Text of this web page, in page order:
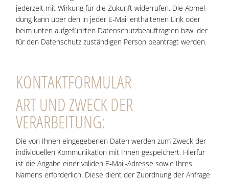
jeder­zeit mit Wir­kung für die Zukunft wider­ru­fen. Die Abmel­
dung kann über den in jeder E‑Mail ent­hal­te­nen Link oder
beim unten auf­ge­führ­ten Daten­schutz­be­auf­trag­ten bzw. der
für den Daten­schutz zustän­di­gen Per­son bean­tragt werden.
KON­TAKT­FOR­MU­LAR
ART UND ZWECK DER
VERARBEITUNG:
Die von Ihnen ein­ge­ge­be­nen Daten wer­den zum Zweck der
indi­vi­du­el­len Kom­mu­ni­ka­ti­on mit Ihnen gespei­chert. Hier­für
ist die Anga­be einer vali­den E‑Mail-Adres­se sowie Ihres
Namens erfor­der­lich. Die­se dient der Zuord­nung der Anfra­ge